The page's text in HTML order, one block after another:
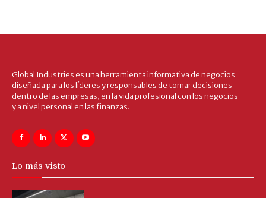
Global Industries es una herramienta informativa de negocios
diseñada para los líderes y responsables de tomar decisiones
dentro de las empresas, en la vida profesional con los negocios
y a nivel personal en las finanzas.
Lo más visto